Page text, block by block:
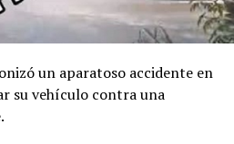
un aparatoso accidente en
su vehículo contra una